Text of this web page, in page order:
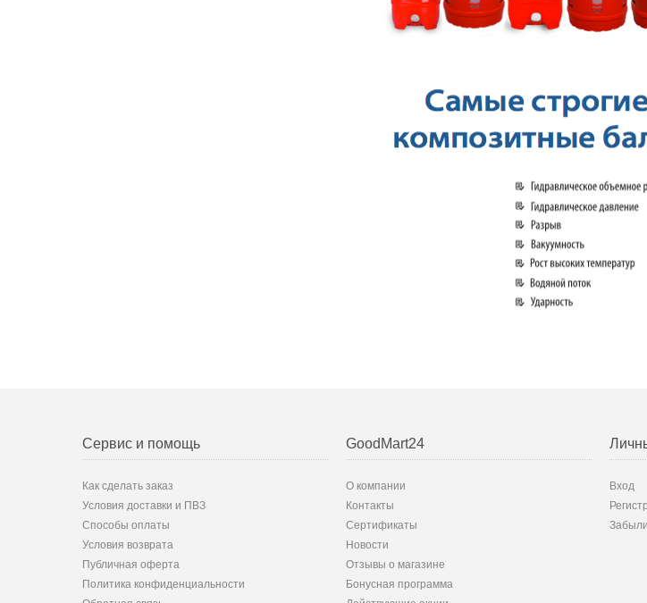
Сервис и помощь
Как сделать заказ
Условия доставки и ПВЗ
Способы оплаты
Условия возврата
Публичная оферта
Политика конфиденциальности
GoodMart24
О компании
Контакты
Сертификаты
Новости
Отзывы о магазине
Бонусная программа
Вход